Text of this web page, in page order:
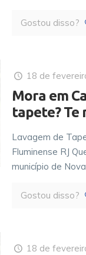
Gostou disso?
18 de
Mora em
tapete? Te
Lavagem de
Fluminense RJ
município de
Gostou disso?
18 de